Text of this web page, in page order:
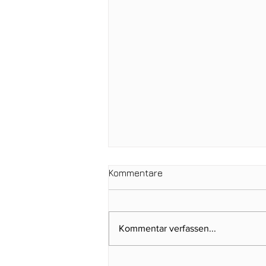
Kommentare
Kommentar verfassen...